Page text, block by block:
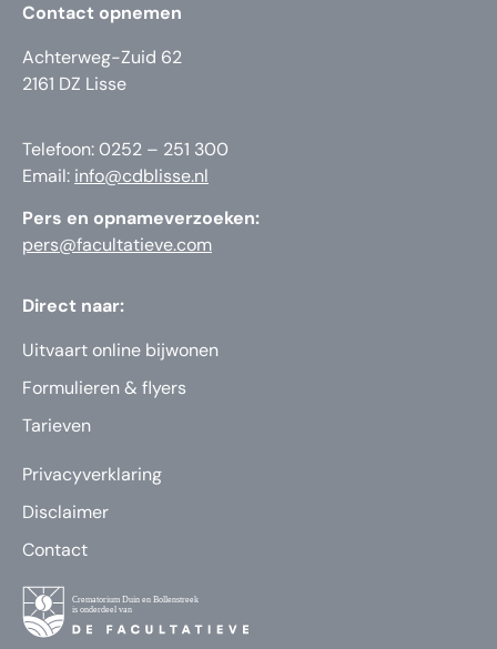
Contact opnemen
Achterweg-Zuid 62
2161 DZ Lisse
Telefoon: 0252 – 251 300
Email: info@cdblisse.nl
Pers en opnameverzoeken:
pers@facultatieve.com
Direct naar:
Uitvaart online bijwonen
Formulieren & flyers
Tarieven
Privacyverklaring
Disclaimer
Contact